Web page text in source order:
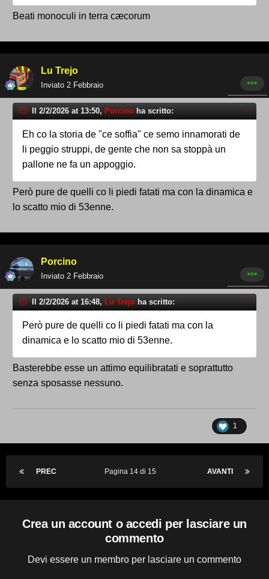
Beati monoculi in terra cæcorum
Lu Trejo
Inviato 2 Febbraio
Il 2/2/2026 at 13:50, Porcino ha scritto:
Eh co la storia de "ce soffia" ce semo innamorati de
li peggio struppi, de gente che non sa stoppà un
pallone ne fa un appoggio.
Però pure de quelli co li piedi fatati ma con la dinamica e
lo scatto mio di 53enne.
Porcino
Inviato 2 Febbraio
Il 2/2/2026 at 16:48, Lu Trejo ha scritto:
Però pure de quelli co li piedi fatati ma con la
dinamica e lo scatto mio di 53enne.
Basterebbe esse un attimo equilibratati e soprattutto
senza sposasse nessuno.
1
PREC AVANTI
Pagina 14 di 15
Crea un account o accedi per lasciare un
commento
Devi essere un membro per lasciare un commento